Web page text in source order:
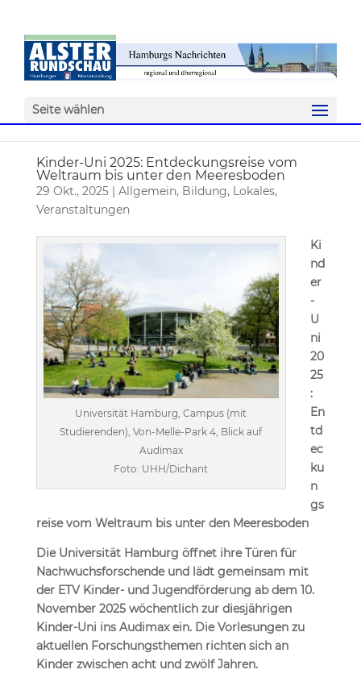
Seite wählen
Kinder-Uni 2025: Entdeckungsreise vom
Weltraum bis unter den Meeresboden
29 Okt., 2025| Allgemein, Bildung, Lokales,
Veranstaltungen
Universität Hamburg, Campus (mit
Studierenden), Von-Melle-Park 4, Blick auf
Audimax
Foto: UHH/Dichant
Ki
nd
er
-
U
ni
20
25
:
En
td
ec
ku
n
gs
reise vom Weltraum bis unter den Meeresboden
Die Universität Hamburg öffnet ihre Türen für
Nachwuchsforschende und lädt gemeinsam mit
der ETV Kinder- und Jugendförderung ab dem 10.
November 2025 wöchentlich zur diesjährigen
Kinder-Uni ins Audimax ein. Die Vorlesungen zu
aktuellen Forschungsthemen richten sich an
Kinder zwischen acht und zwölf Jahren.